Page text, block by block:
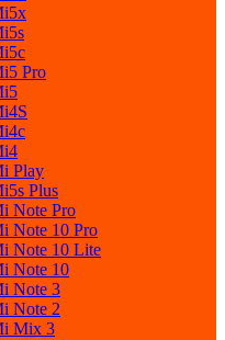
Pro
Play
Plus
Note Pro
Note 10 Pro
Note 10 Lite
Note 10
Note 3
Note 2
Mix 3